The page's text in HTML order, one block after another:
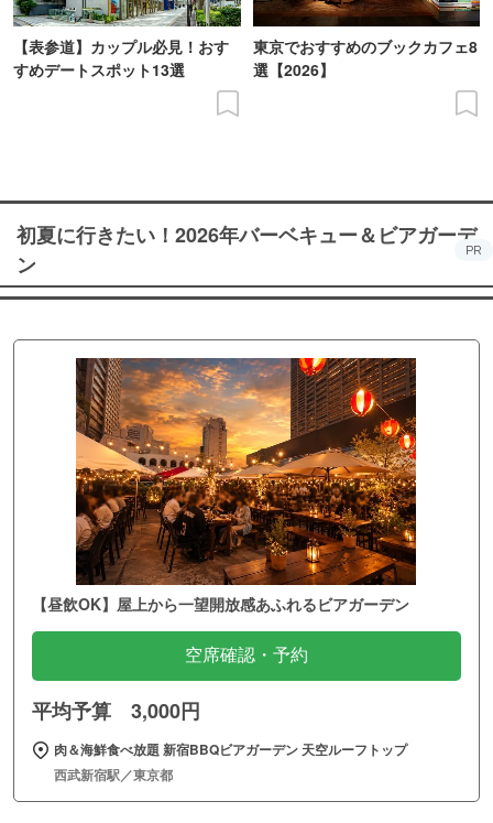
【表参道】カップル必見！おす
すめデートスポット13選
東京でおすすめのブックカフェ8
選【2026】
初夏に行きたい！2026年バーベキュー＆ビアガーデ
ン
PR
【昼飲OK】屋上から一望開放感あふれるビアガーデン
空席確認・予約
平均予算 3,000円
肉＆海鮮食べ放題 新宿BBQビアガーデン 天空ルーフトップ
西武新宿駅／東京都